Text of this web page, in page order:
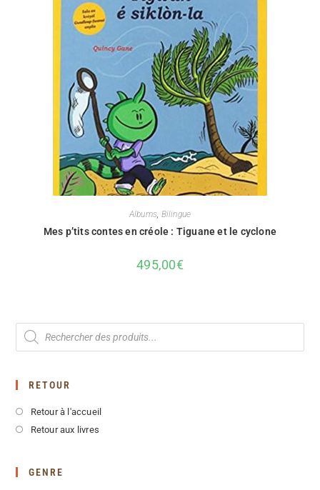
Albums Bilingue
Mes p’tits contes en créole : Tiguane et le cyclone
495,00€
RETOUR
Retour à l'accueil
Retour aux livres
GENRE